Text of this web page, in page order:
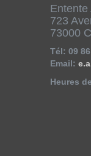
723
73000
Tél: 09
Email:
Heures